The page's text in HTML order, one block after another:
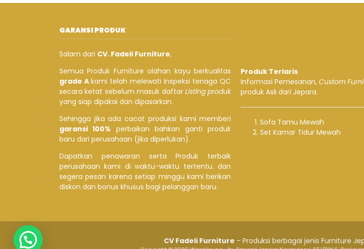
GARANSI PRODUK
Salam dari CV. Fadeli Furniture,
Semua Produk Furniture olahan kayu berkualitas
grade Akami telah melewati Inspeksi tenaga QC
secara ketat sebelum masuk daftar Listing produk
yang siap dipakai dan dipasarkan.
Sehingga jika ada cacat produksi kami memberi
garansi 100% perbaikan bahkan ganti produk
baru dari perusahaan (jika diperlukan).
Dapatkan penawaran serta Produk terbaik
perusahaan kami di waktu-waktu tertentu. dan
segera pesan karena setiap minggu kami berikan
diskon dan bonus khusus bagi pelanggan baru.
Produk Terlaris
Informasi Pemesanan,Custom
produk Asli dari Jepara.
Sofa Tamu Mewah
Set Kamar Tidur Mewah
CV Fadeli Furniture - Produksi berbagai jenis Furniture